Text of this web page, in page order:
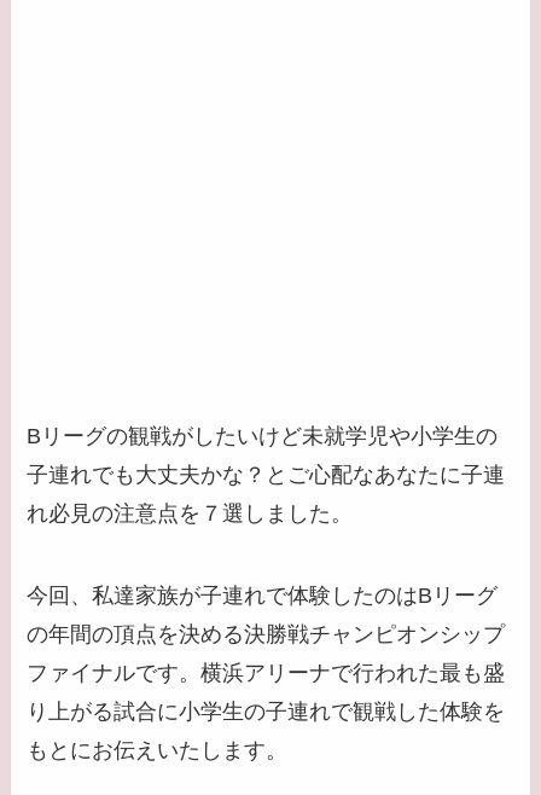
Bリーグの観戦がしたいけど未就学児や小学生の
子連れでも大丈夫かな？とご心配なあなたに子連
れ必見の注意点を７選しました。
今回、私達家族が子連れで体験したのはBリーグ
の年間の頂点を決める決勝戦チャンピオンシップ
ファイナルです。横浜アリーナで行われた最も盛
り上がる試合に小学生の子連れで観戦した体験を
もとにお伝えいたします。